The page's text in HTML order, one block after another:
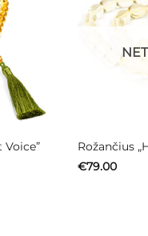
Voice”
Rožančius
€79.00